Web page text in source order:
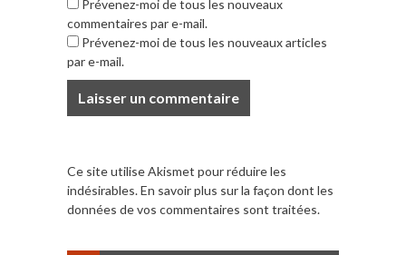
Prévenez-moi de tous les nouveaux
commentaires par e-mail.
Prévenez-moi de tous les nouveaux articles
par e-mail.
Ce site utilise Akismet pour réduire les
indésirables.En savoir plus sur la façon dont les
données de vos commentaires sont traitées.